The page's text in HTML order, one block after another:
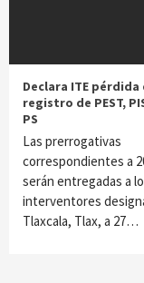
Declara ITE pérdida
registro de PEST,
PS
Las prerrogativas
correspondientes a
serán entregadas a
interventores
Tlaxcala, Tlax, a 27…